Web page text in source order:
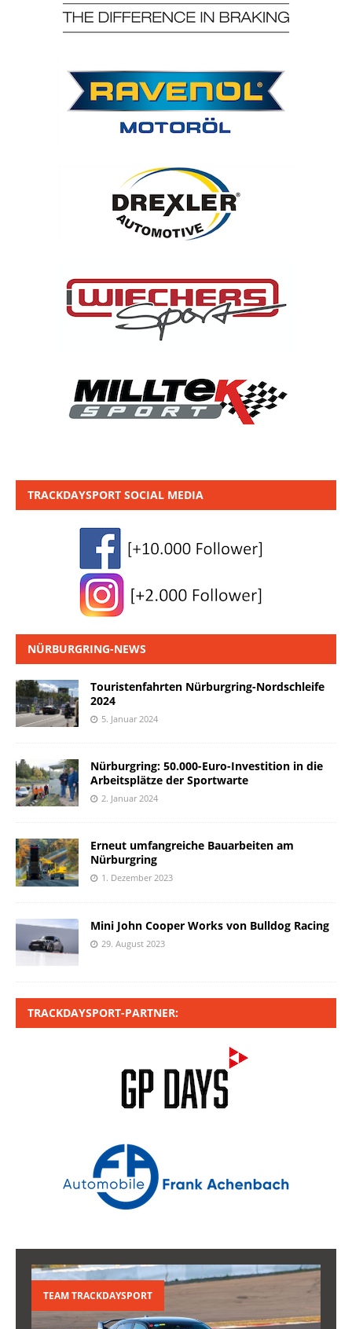
TRACKDAYSPORT SOCIAL MEDIA
NÜRBURGRING-NEWS
Touristenfahrten Nürburgring-Nordschleife
2024
5. Januar 2024
Nürburgring: 50.000-Euro-Investition in die
Arbeitsplätze der Sportwarte
2. Januar 2024
Erneut umfangreiche Bauarbeiten am
Nürburgring
1. Dezember 2023
Mini John Cooper Works von Bulldog Racing
29. August 2023
TRACKDAYSPORT-PARTNER:
TEAM TRACKDAYSPORT